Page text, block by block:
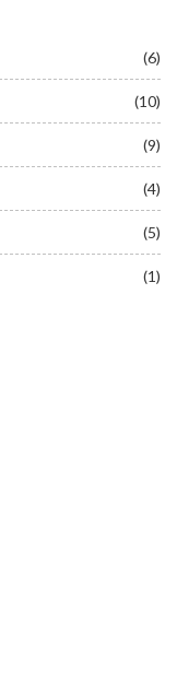
(6)
(10)
(9)
(4)
(5)
(1)